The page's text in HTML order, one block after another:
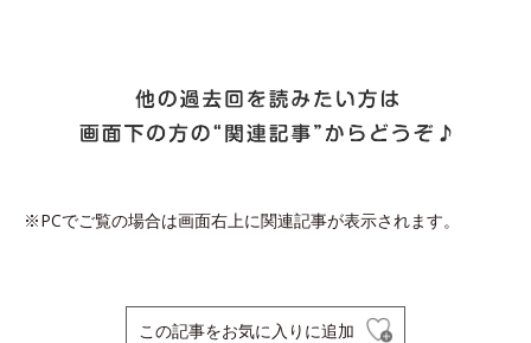
※PCでご覧の場合は画面右上に関連記事が表示されます。
この記事をお気に入りに追加